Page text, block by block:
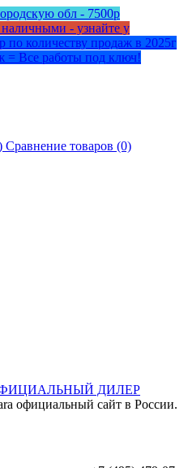
обл - 7500р
- узнайте у
количеству продаж в 2025г
= Все работы под ключ!
Сравнение товаров (0)
официальный сайт в России.